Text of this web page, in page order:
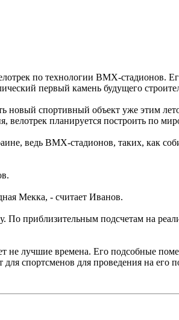
по технологии ВМХ-стадионов.
первый камень будущего
новый спортивный объект уже этим
велотрек планируется построить по
ведь ВМХ-стадионов, таких, как
Мекка, - считает Иванов.
По приблизительным подсчетам на
лучшие времена. Его подсобные
спортсменов для проведения на его